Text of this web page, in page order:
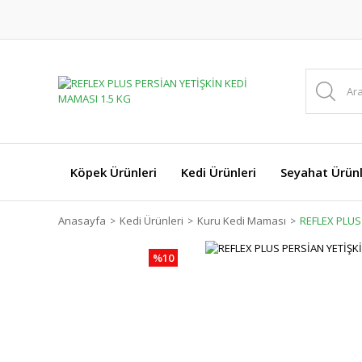
Köpek Ürünleri Kedi Ürünleri Seyahat
Anasayfa Kedi Ürünleri Kuru Kedi Maması REFLEX
%10